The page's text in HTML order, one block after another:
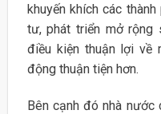
khuyến khích các
tư, phát triển mở rộng
điều kiện thuận lợi về
động thuận tiện hơn.
Bên cạnh đó nhà